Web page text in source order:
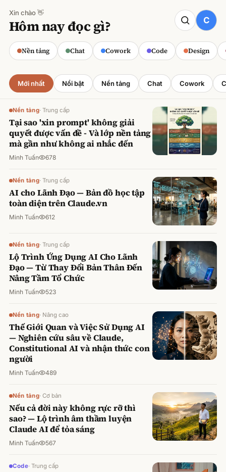
Xin chào 👋
Hôm nay đọc gì?
Nền tảng Chat Cowork Code Design
CODE
Claude cho Sales: Dự báo doanh số
chính xác
Minh Tuấn ·800 lượt xem
Mới nhất Nổi bật Nền tảng Chat Cowork
Nền tảng· Trung cấp
Tại sao 'xin prompt' không giải
quyết được vấn đề - Và lớp nền tảng
mà gần như không ai nhắc đến
Minh Tuấn 678
Nền tảng· Trung cấp
AI cho Lãnh Đạo — Bản đồ học tập
toàn diện trên Claude.vn
Minh Tuấn 612
Nền tảng· Trung cấp
Lộ Trình Ứng Dụng AI Cho Lãnh
Đạo — Từ Thay Đổi Bản Thân Đến
Nâng Tầm Tổ Chức
Minh Tuấn 523
Nền tảng· Nâng cao
Thế Giới Quan và Việc Sử Dụng AI
— Nghiên cứu sâu về Claude,
Constitutional AI và nhận thức con
người
Minh Tuấn 489
Nền tảng· Cơ bản
Nếu cả đời này không rực rỡ thì
sao? — Lộ trình âm thầm luyện
Claude AI để tỏa sáng
Minh Tuấn 567
Code· Trung cấp